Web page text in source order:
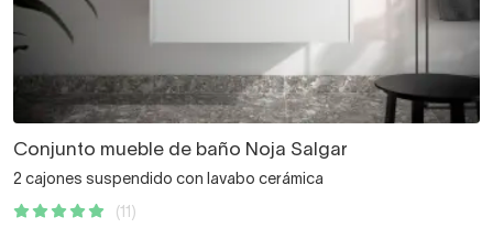
Conjunto mueble de baño Noja Salgar
2 cajones suspendido con lavabo cerámica
(11)